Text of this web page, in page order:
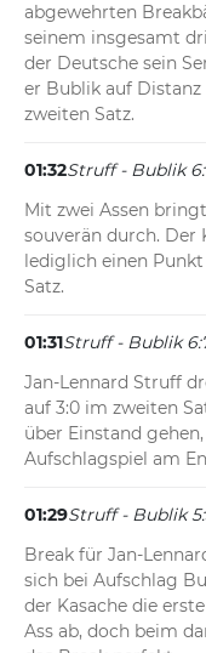
abgewehrten
seinem insgesamt
der Deutsche sein
er Bublik auf
zweiten Satz.
01:32Struff - Bublik
Mit zwei Assen
souverän durch. Der
lediglich einen
Satz.
01:31Struff - Bublik
Jan-Lennard Struff
auf 3:0 im zweiten
über Einstand
Aufschlagspiel am
01:29Struff - Bublik
Break für Jan-
sich bei Aufschlag
der Kasache die
Ass ab, doch beim